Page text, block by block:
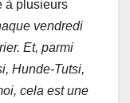
à plusieurs
vendredi
Et, parmi
Hunde-Tutsi,
cela est une